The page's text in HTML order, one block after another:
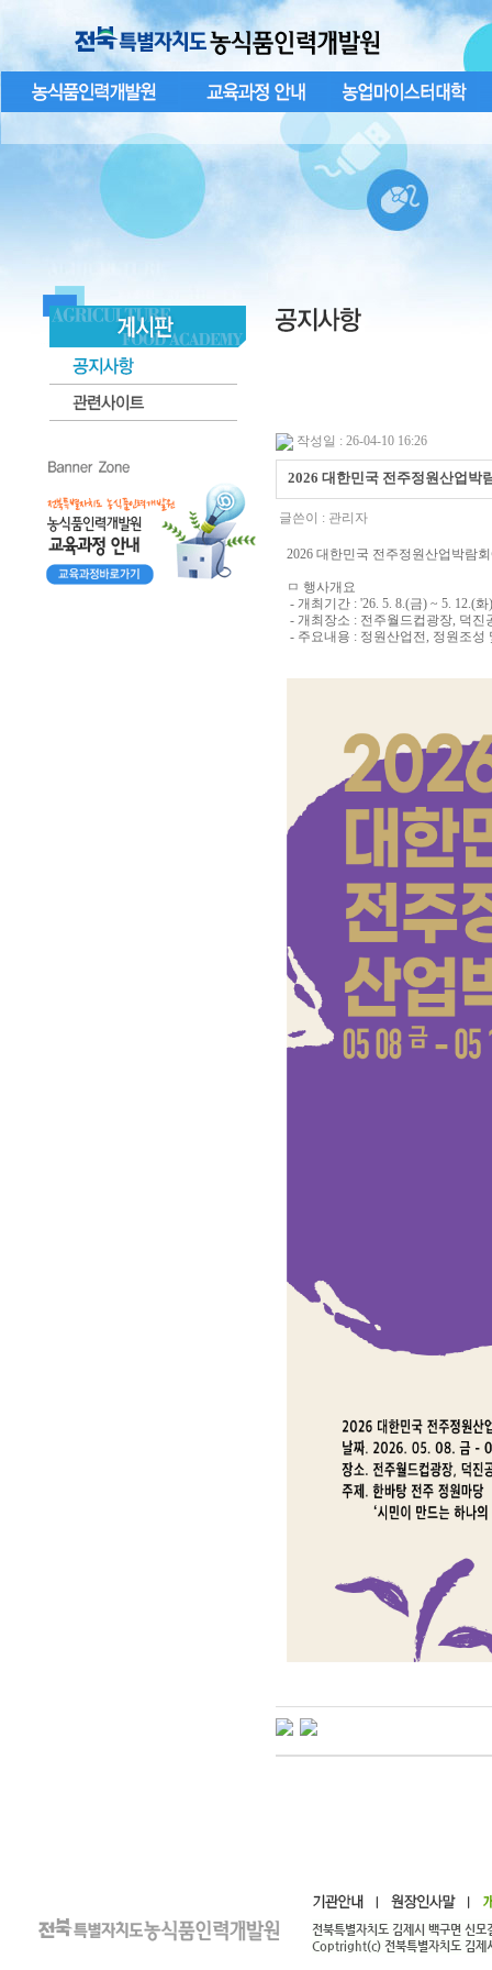
작성일 : 26-04-10 16:26
2026 대한민국 전주정원산업박
글쓴이 : 관리자
2026 대한민국 전주정원산업박람
ㅁ 행사개요
- 개최기간 : '26. 5. 8.(금) ~ 5. 12.(
- 개최장소 : 전주월드컵광장, 덕진
- 주요내용 : 정원산업전, 정원조